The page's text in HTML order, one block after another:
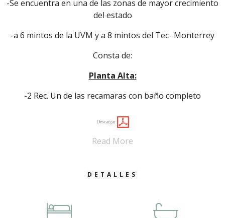
-Se encuentra en una de las zonas de mayor crecimiento
del estado
-a 6 mintos de la UVM y a 8 mintos del Tec- Monterrey
Consta de:
Planta Alta:
-2 Rec. Un de las recamaras con baño completo
Descargar
Read More
DETALLES